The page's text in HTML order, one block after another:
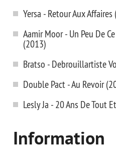
Yersa - Retour Aux
Aamir Moor - Un Peu De
(2013)
Bratso - Debrouillartiste
Double Pact - Au Revoir
Lesly Ja - 20 Ans De Tout
Information